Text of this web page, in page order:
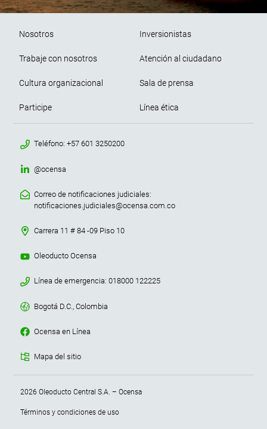
Pie de página
Nosotros Inversionistas
Trabaje con nosotros Atención al ciudadano
Cultura organizacional Sala de prensa
Participe Línea ética
menu contacto footer
Teléfono: +57 601 3250200
@ocensa
Correo de notificaciones judiciales:
notificaciones.judiciales@ocensa.com.co
Carrera 11 # 84 -09 Piso 10
Oleoducto Ocensa
Línea de emergencia: 018000 122225
Bogotá D.C., Colombia
Ocensa en Línea
Mapa del sitio
2026 Oleoducto Central S.A. – Ocensa
Términos y condiciones de uso